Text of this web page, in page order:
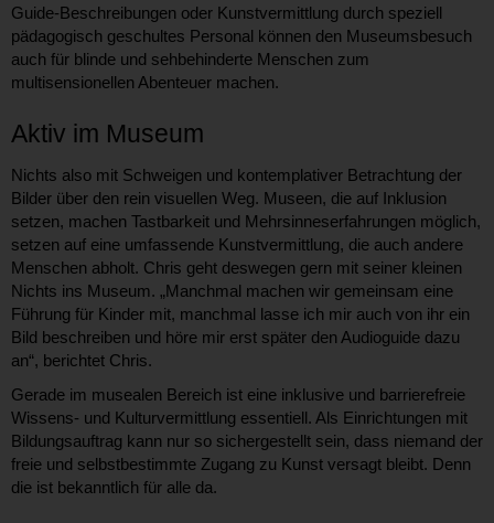
Guide-Beschreibungen oder Kunstvermittlung durch speziell
pädagogisch geschultes Personal können den Museumsbesuch
auch für blinde und sehbehinderte Menschen zum
multisensionellen Abenteuer machen.
Aktiv im Museum
Nichts also mit Schweigen und kontemplativer Betrachtung der
Bilder über den rein visuellen Weg. Museen, die auf Inklusion
setzen, machen Tastbarkeit und Mehrsinneserfahrungen möglich,
setzen auf eine umfassende Kunstvermittlung, die auch andere
Menschen abholt. Chris geht deswegen gern mit seiner kleinen
Nichts ins Museum. „Manchmal machen wir gemeinsam eine
Führung für Kinder mit, manchmal lasse ich mir auch von ihr ein
Bild beschreiben und höre mir erst später den Audioguide dazu
an“, berichtet Chris.
Gerade im musealen Bereich ist eine inklusive und barrierefreie
Wissens- und Kulturvermittlung essentiell. Als Einrichtungen mit
Bildungsauftrag kann nur so sichergestellt sein, dass niemand der
freie und selbstbestimmte Zugang zu Kunst versagt bleibt. Denn
die ist bekanntlich für alle da.